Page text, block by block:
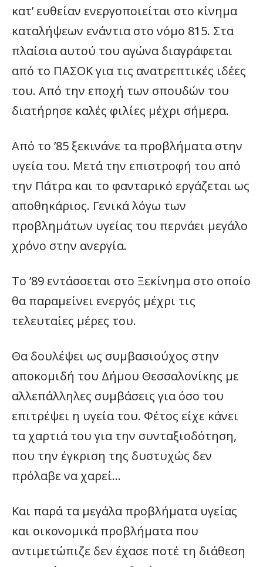
κατ’ ευθείαν ενεργοποιείται στο κίνημα
καταλήψεων ενάντια στο νόμο 815. Στα
πλαίσια αυτού του αγώνα διαγράφεται
από το ΠΑΣΟΚ για τις ανατρεπτικές ιδέες
του. Από την εποχή των σπουδών του
διατήρησε καλές φιλίες μέχρι σήμερα.
Από το ’85 ξεκινάνε τα προβλήματα στην
υγεία του. Μετά την επιστροφή του από
την Πάτρα και το φανταρικό εργάζεται ως
αποθηκάριος. Γενικά λόγω των
προβλημάτων υγείας του περνάει μεγάλο
χρόνο στην ανεργία.
Το ’89 εντάσσεται στο Ξεκίνημα στο οποίο
θα παραμείνει ενεργός μέχρι τις
τελευταίες μέρες του.
Θα δουλέψει ως συμβασιούχος στην
αποκομιδή του Δήμου Θεσσαλονίκης με
αλλεπάλληλες συμβάσεις για όσο του
επιτρέψει η υγεία του. Φέτος είχε κάνει
τα χαρτιά του για την συνταξιοδότηση,
που την έγκριση της δυστυχώς δεν
πρόλαβε να χαρεί…
Και παρά τα μεγάλα προβλήματα υγείας
και οικονομικά προβλήματα που
αντιμετώπιζε δεν έχασε ποτέ τη διάθεση